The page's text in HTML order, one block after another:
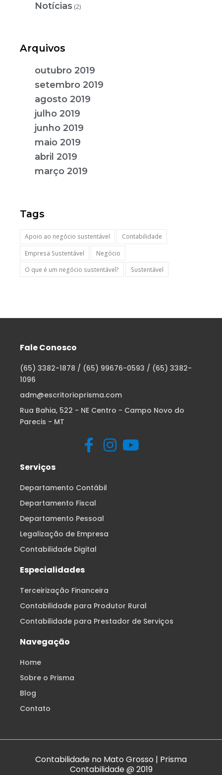
Notícias (2)
Arquivos
outubro 2019
setembro 2019
agosto 2019
julho 2019
junho 2019
maio 2019
abril 2019
março 2019
Tags
Apoio ao negócio sustentável
Contabilidade
Empresa Sustentável
Negócio
O que é um negócio sustentável?
Sustentável
Fale Conosco
(65) 3382-1878 / (65) 99676-0593 / (65) 3382-
1096
adm@escritorioprisma.com
Rua Bahia, 522 - NE Centro - Campo Novo do
Parecis - MT
Serviços
Departamento Contábil
Departamento Fiscal
Departamento Pessoal
Legalização de Empresa
Contabilidade Digital
Especialidades
Terceirização Financeira
Contabilidade para Produtor Rural
Contabilidade para Prestador de Serviços
Navegação
Home
Sobre o Prisma
Blog
Contato
Contabilidade no Mato Grosso | Prisma
Contabilidade @ 2019